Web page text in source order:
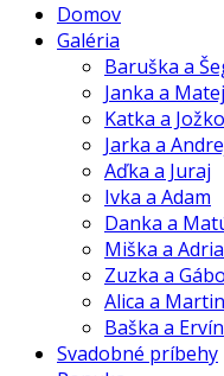
Domov
Galéria
Baruška a
Janka a Matej
Katka a Jožko
Jarka a
Aďka a Juraj
Ivka a Adam
Danka a
Miška a
Zuzka a
Alica a Martin
Baška a Ervín
Svadobné príbehy